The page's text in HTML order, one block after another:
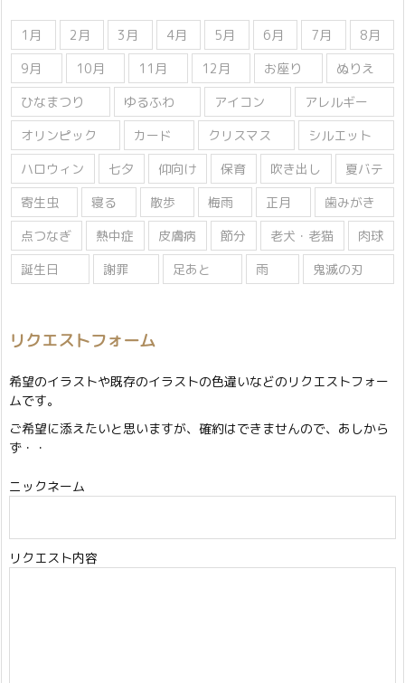
1月 2月 3月 4月 5月 6月 7月
8月
9月
10月 11月 12月 お座り
ぬりえ
ひなまつり
ゆるふわ アイコン
アレルギー
オリンピック
カード クリスマス
シルエット
ハロウィン
七夕 仰向け 保育 吹き出し
夏バテ
寄生虫
寝る 散歩 梅雨 正月
歯みがき
点つなぎ
熱中症 皮膚病 節分 老犬・老猫
肉球
誕生日
謝罪 足あと 雨 鬼滅の刃
リクエストフォーム
希望のイラストや既存のイラストの色違いなどのリクエストフォー
ムです。
ご希望に添えたいと思いますが、確約はできませんので、あしから
ず・・
ニックネーム
リクエスト内容